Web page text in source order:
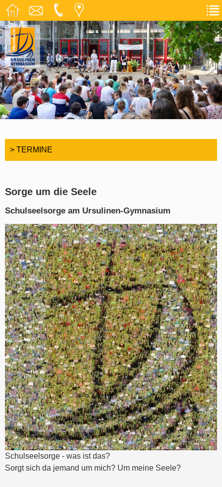
> TERMINE
Sorge um die Seele
Schulseelsorge am Ursulinen-Gymnasium
Schulseelsorge - was ist das?
Sorgt sich da jemand um mich? Um meine Seele?